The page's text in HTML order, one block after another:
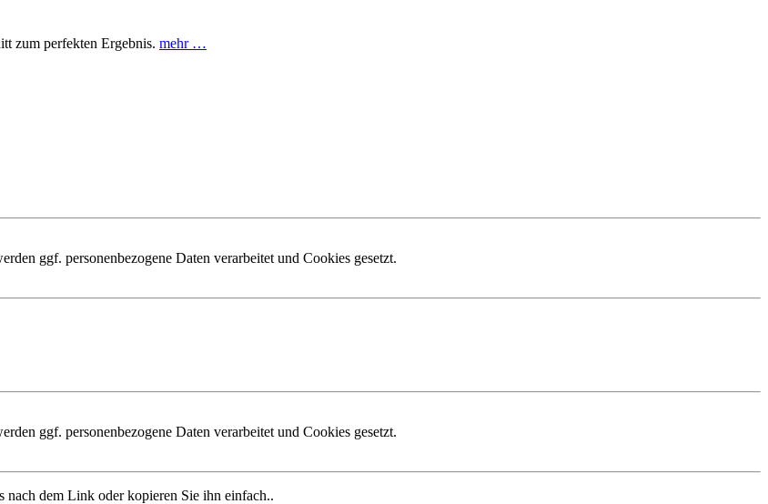
zum perfekten Ergebnis. mehr …
ggf. personenbezogene Daten verarbeitet und Cookies gesetzt.
ggf. personenbezogene Daten verarbeitet und Cookies gesetzt.
dem Link oder kopieren Sie ihn einfach..